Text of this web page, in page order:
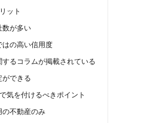
ット
が多い
の高い信用度
るコラムが掲載されている
できる
気を付けるべきポイント
不動産のみ